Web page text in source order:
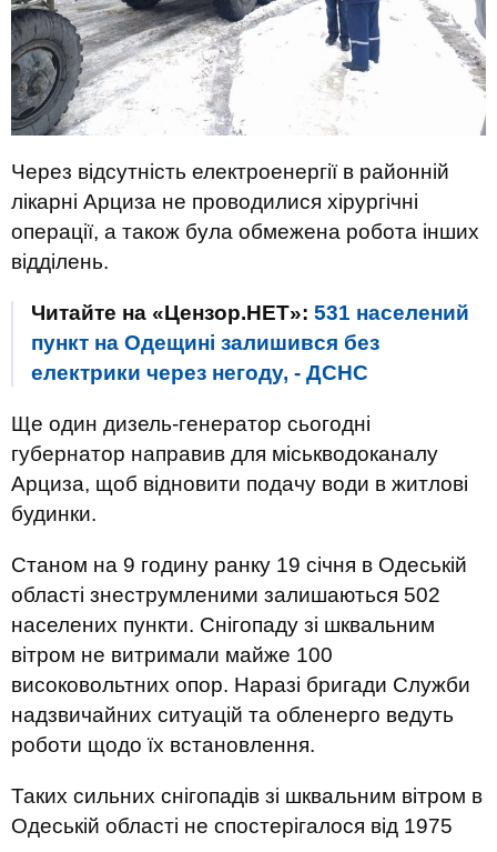
Через відсутність електроенергії в районній
лікарні Арциза не проводилися хірургічні
операції, а також була обмежена робота інших
відділень.
Читайте на «Цензор.НЕТ»: 531 населений
пункт на Одещині залишився без
електрики через негоду, - ДСНС
Ще один дизель-генератор сьогодні
губернатор направив для міськводоканалу
Арциза, щоб відновити подачу води в житлові
будинки.
Станом на 9 годину ранку 19 січня в Одеській
області знеструмленими залишаються 502
населених пункти. Снігопаду зі шквальним
вітром не витримали майже 100
високовольтних опор. Наразі бригади Служби
надзвичайних ситуацій та обленерго ведуть
роботи щодо їх встановлення.
Таких сильних снігопадів зі шквальним вітром в
Одеській області не спостерігалося від 1975